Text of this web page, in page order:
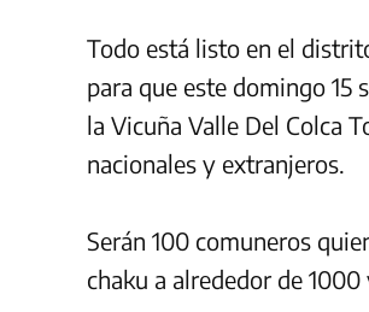
Todo está listo en el
para que este domingo 15
la Vicuña Valle Del Colca
nacionales y extranjeros.
Serán 100 comuneros
chaku a alrededor de 1000